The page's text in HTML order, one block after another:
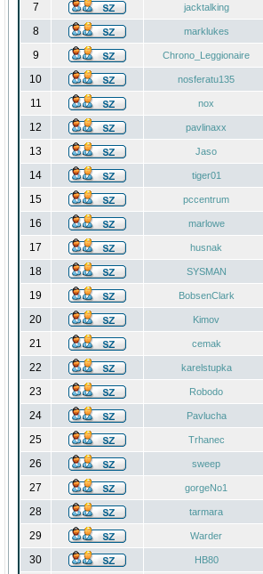
7 jacktalking
8 marklukes
9 Chrono_Leggionaire
10 nosferatu135
11 nox
12 pavlinaxx
13 Jaso
14 tiger01
15 pccentrum
16 marlowe
17 husnak
18 SYSMAN
19 BobsenClark
20 Kimov
21 cemak
22 karelstupka
23 Robodo
24 Pavlucha
25 Trhanec
26 sweep
27 gorgeNo1
28 tarmara
29 Warder
30 HB80